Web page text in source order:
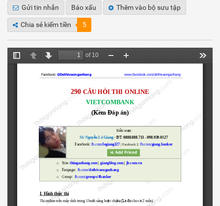
Gửi tin nhắn Báo xấu Thêm vào bộ sưu tập
Chia sẻ kiếm tiền 5